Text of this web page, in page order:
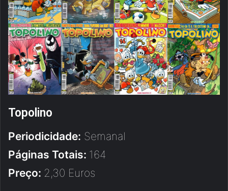
Topolino
Periodicidade: Semanal
Páginas Totais: 164
Preço: 2,30 Euros